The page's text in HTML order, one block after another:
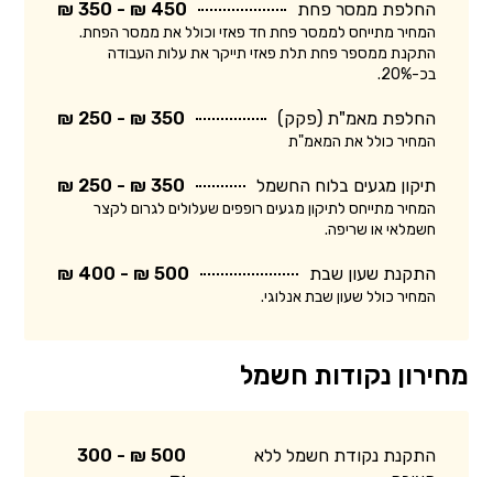
החלפת ממסר פחת 450 ₪ - 350 ₪
המחיר מתייחס לממסר פחת חד פאזי וכולל את ממסר הפחת.
התקנת ממספר פחת תלת פאזי תייקר את עלות העבודה
בכ-20%.
החלפת מאמ"ת (פקק) 350 ₪ - 250 ₪
המחיר כולל את המאמ"ת
תיקון מגעים בלוח החשמל 350 ₪ - 250 ₪
המחיר מתייחס לתיקון מגעים רופפים שעלולים לגרום לקצר
חשמלאי או שריפה.
התקנת שעון שבת 500 ₪ - 400 ₪
המחיר כולל שעון שבת אנלוגי.
מחירון נקודות חשמל
התקנת נקודת חשמל ללא
500 ₪ - 300